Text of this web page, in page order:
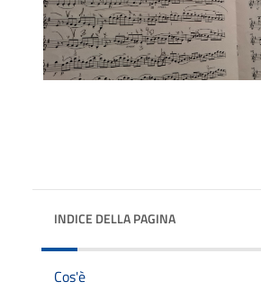
INDICE DELLA PAGINA
Cos'è